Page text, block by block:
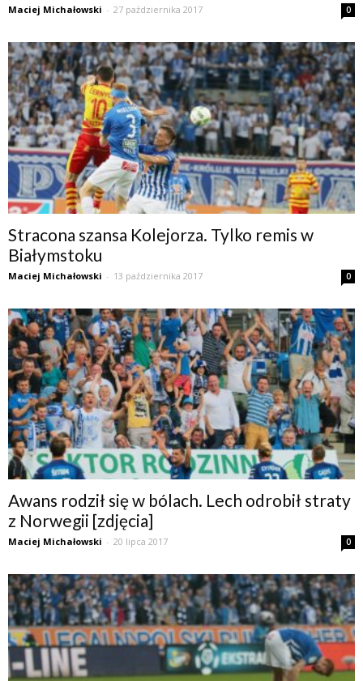
Maciej Michałowski - 27 października 2017 0
Stracona szansa Kolejorza. Tylko remis w
Białymstoku
Maciej Michałowski - 13 października 2017 0
Awans rodził się w bólach. Lech odrobił straty
z Norwegii [zdjęcia]
Maciej Michałowski - 20 lipca 2017 0